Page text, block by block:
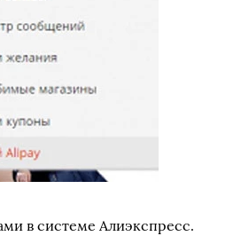
в системе Алиэкспресс.